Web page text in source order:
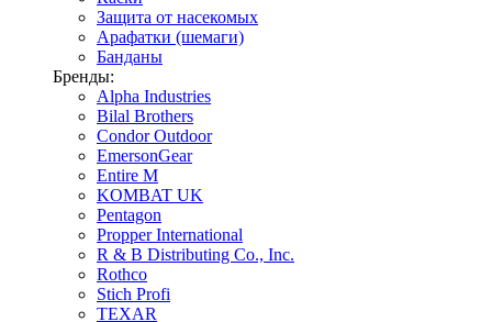
Защита от насекомых
Арафатки (шемаги)
Банданы
Бренды:
Alpha Industries
Bilal Brothers
Condor Outdoor
EmersonGear
Entire M
KOMBAT UK
Pentagon
Propper International
R & B Distributing Co., Inc.
Rothco
Stich Profi
TEXAR